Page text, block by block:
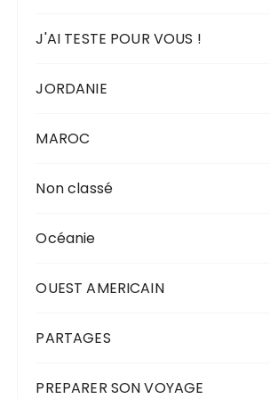
J'AI TESTE POUR VOUS !
JORDANIE
MAROC
Non classé
Océanie
OUEST AMERICAIN
PARTAGES
PREPARER SON VOYAGE